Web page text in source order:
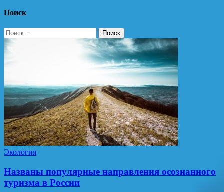
Поиск
Найти:
Экология
Названы популярные направления осознанного
туризма в России